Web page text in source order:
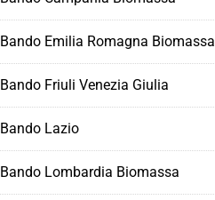
Bando Emilia Romagna Biomassa
Bando Friuli Venezia Giulia
Bando Lazio
Bando Lombardia Biomassa